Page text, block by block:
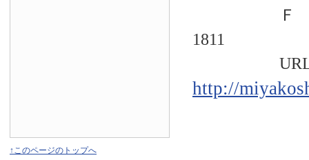
Ｆ Ａ
1811
URL
http://
↑このページのトップへ